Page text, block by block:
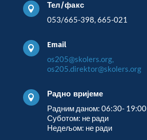

Тел/факс
053/665-398, 665-021

Email
os205@skolers.org,
os205.direktor@skolers.org

Радно вријеме
Радним даном: 06:30- 19:00
Суботом: не ради
Недељом: не ради